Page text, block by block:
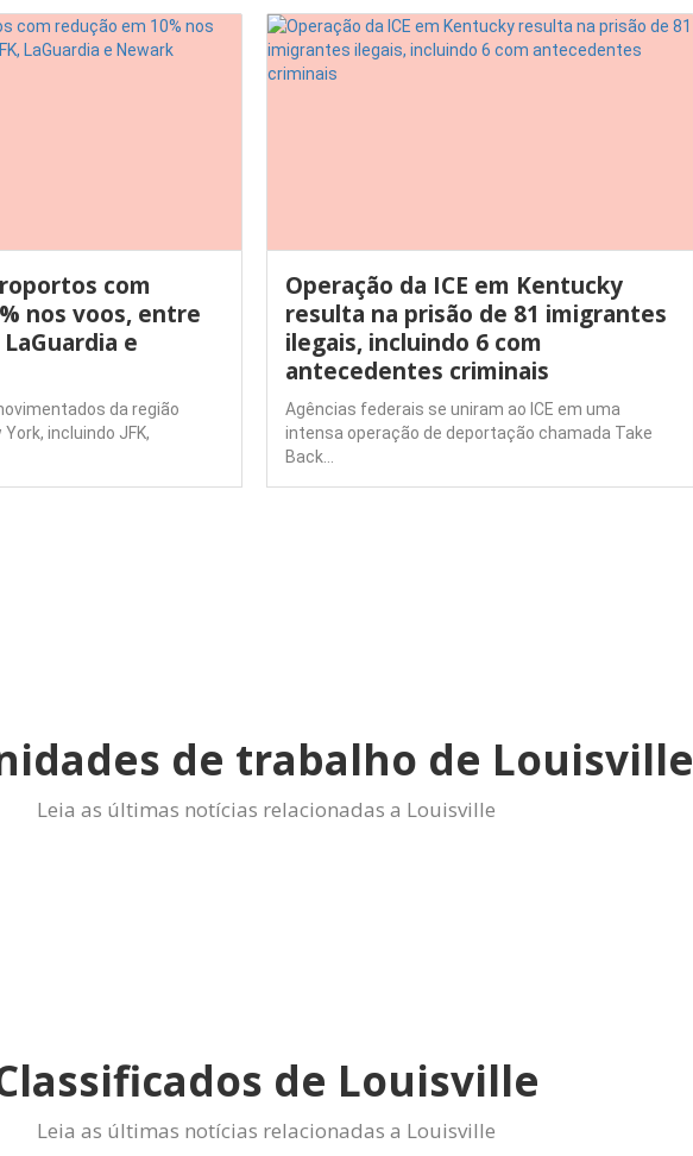
com
nos voos, entre
e
da região
incluindo JFK,
Operação da ICE em Kentucky
resulta na prisão de 81 imigrantes
ilegais, incluindo 6 com
antecedentes criminais
Agências federais se uniram ao ICE em uma
intensa operação de deportação chamada Take
Back…
de trabalho de Louisville
Leia as últimas notícias relacionadas a Louisville
de Louisville
Leia as últimas notícias relacionadas a Louisville